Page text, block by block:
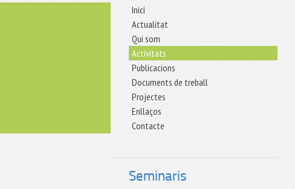
Inici
Actualitat
Qui som
Activitats
Publicacions
Documents de treball
Projectes
Enllaços
Contacte
Seminaris